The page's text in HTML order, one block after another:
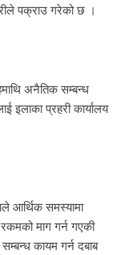
पक्राउ गरेको छ ।
अनैतिक सम्बन्ध
इलाका प्रहरी कार्यालय
आर्थिक समस्यामा
माग गर्न गएकी
कायम गर्न दबाब